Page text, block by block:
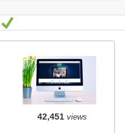
Ja
42,451views